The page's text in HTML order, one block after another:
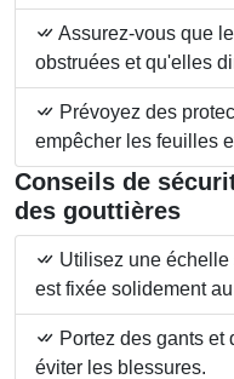
Assurez-vous que
obstruées et qu'elles
Prévoyez des
empêcher les feuilles
Conseils de
des gouttières
Utilisez une
est fixée solidement
Portez des gants et
éviter les blessures.